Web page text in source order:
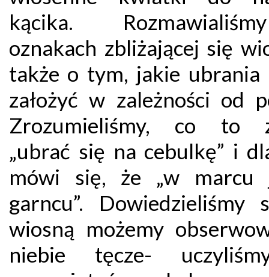
kącika.
oznakach zbliżającej się
także o tym, jakie ubrania
założyć w zależności od
Zrozumieliśmy, co to
„ubrać się na cebulkę” i
mówi się, że „w
garncu”. Dowiedzieliśmy
wiosną możemy
niebie tęcze-